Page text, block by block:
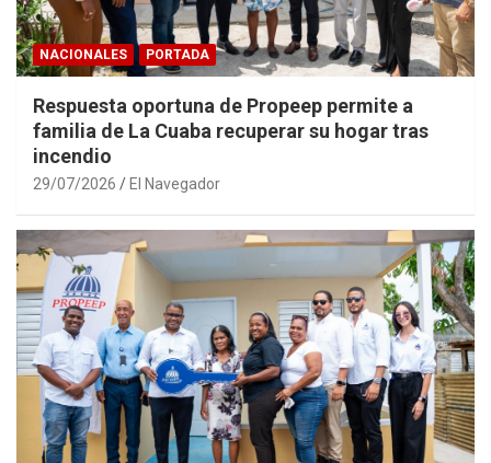
NACIONALES PORTADA
Respuesta oportuna de Propeep permite a
familia de La Cuaba recuperar su hogar tras
incendio
29/07/2026 El Navegador